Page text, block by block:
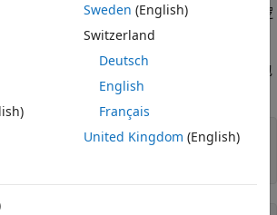
中直接使用空对象。使用 isempty
返回可以在逻
值。
对象的句柄。如果其他对象不存在，则该属性包
Sweden (English)
Switzerland
Deutsch
English
Français
United Kingdom (English)